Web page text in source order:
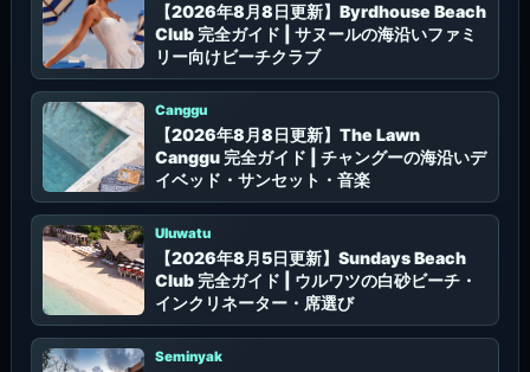
【2026年8月8日更新】Byrdhouse Beach
Club 完全ガイド | サヌールの海沿いファミ
リー向けビーチクラブ
Canggu
【2026年8月8日更新】The Lawn
Canggu 完全ガイド | チャングーの海沿いデ
イベッド・サンセット・音楽
Uluwatu
【2026年8月5日更新】Sundays Beach
Club 完全ガイド | ウルワツの白砂ビーチ・
インクリネーター・席選び
Seminyak